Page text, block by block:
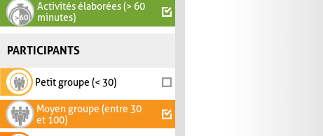
Activités élaborées (> 60
minutes)
PARTICIPANTS
Petit groupe (< 30)
Moyen groupe (entre 30
et 100)